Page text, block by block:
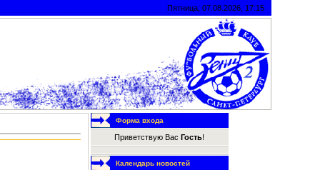
Пятница, 07.08.2026, 17:15
Форма входа
Приветствую ВасГость!
Календарь новостей